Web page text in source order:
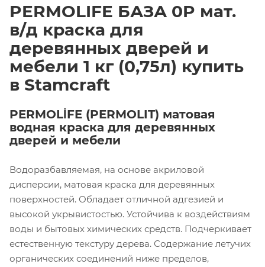
PERMOLIFE БАЗА 0P мат.
в/д краска для
деревянных дверей и
мебели 1 кг (0,75л) купить
в Stamcraft
PERMOLİFE (PERMOLIT) матовая
водная краска для деревянных
дверей и мебели
Водоразбавляемая, на основе акриловой
дисперсии, матовая краска для деревянных
поверхностей. Обладает отличной адгезией и
высокой укрывистостью. Устойчива к воздействиям
воды и бытовых химических средств. Подчеркивает
естественную текстуру дерева. Содержание летучих
органических соединений ниже пределов,